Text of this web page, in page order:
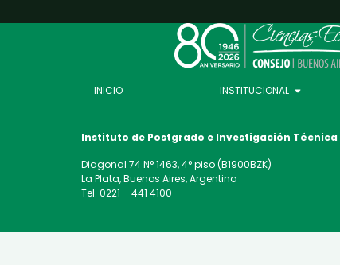
INICIO INSTITUCIONAL
Instituto de Postgrado e Investigación Técnica
Diagonal 74 N° 1463, 4° piso (B1900BZK)
La Plata, Buenos Aires, Argentina
Tel. 0221 – 441 4100